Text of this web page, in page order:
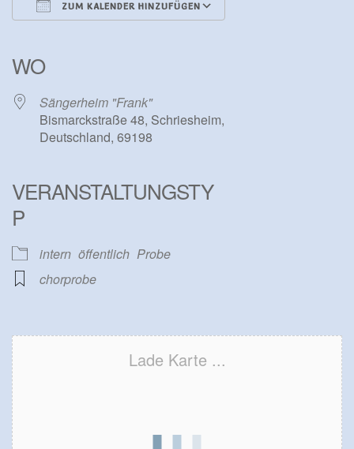
ZUM KALENDER HINZUFÜGEN
WO
Sängerheim "Frank"
Bismarckstraße 48, Schriesheim,
Deutschland, 69198
VERANSTALTUNGSTY
P
intern öffentlich Probe
chorprobe
Lade Karte ...